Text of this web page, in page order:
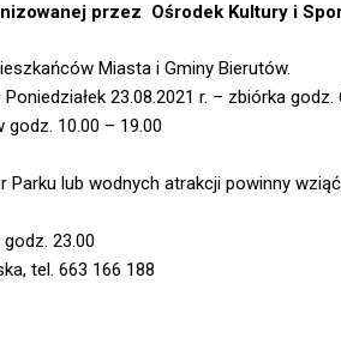
przez Ośrodek Kultury i
Miasta i Gminy Bierutów.
23.08.2021 r. – zbiórka
10.00 – 19.00
Parku lub wodnych atrakcji powinny
23.00
tel. 663 166 188